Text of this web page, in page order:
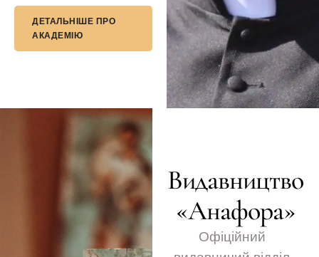
ДЕТАЛЬНІШЕ ПРО
АКАДЕМІЮ
Видавництво
«Анафора»
Офіційний